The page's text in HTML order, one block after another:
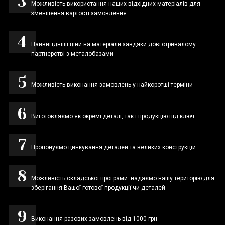
Можливість використання наших відхідних матеріалів для
зменшення вартості замовлення
Найвигідніші ціни на матеріали завдяки довготривалому
партнерстві з металобазами
Можливість виконання замовлень у найкоротші терміни
Виготовляємо як окремі деталі, так і продукцію під ключ
Пропонуємо цинкування деталей та великих конструкцій
Можливість складської програми: надаємо нашу територію для
зберігання Вашої готової продукції чи деталей
Виконання разових замовлень від 1000 грн